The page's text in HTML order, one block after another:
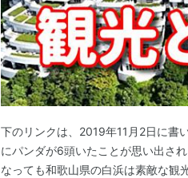
下のリンクは、2019年11月2日に書
にパンダが6頭いたことが思い出さ
なっても和歌山県の白浜は素敵な観